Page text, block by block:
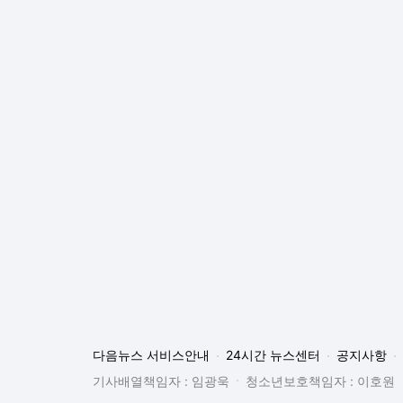
다음뉴스 서비스안내 24시간 뉴스센터 공지사항
기사배열책임자 : 임광욱
청소년보호책임자 : 이호원